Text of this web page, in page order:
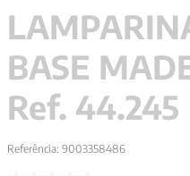
BASE
Ref. 44.245
Referência: 9003358486
4º jung
5º pré venda
byung chul han
7º biblia
8º verena kast